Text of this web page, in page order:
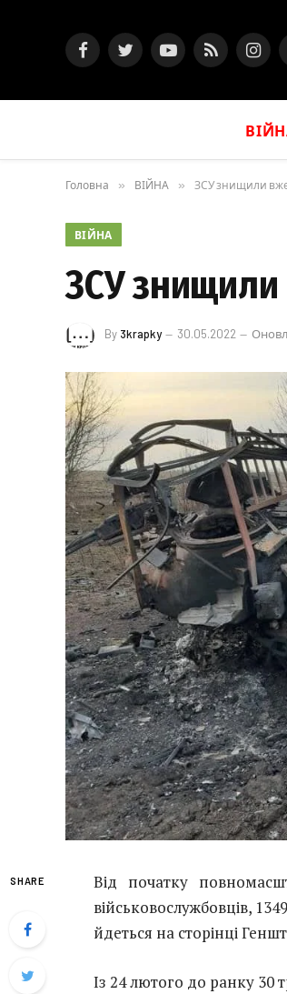
FacebookTwitterYouTubeRSS
Головна » ВІЙНА » ЗСУ знищили вже
ВІЙНА
ЗСУ знищили
By 3krapky 30.05.2022
SHARE
Від початку
військовослужбовців,
йдеться на сторінці
Із 24 лютого до ранку 30